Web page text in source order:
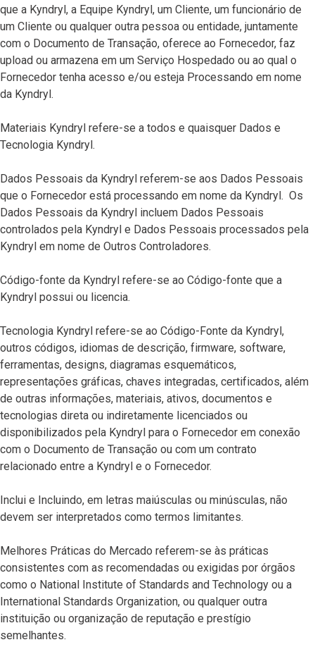
que a Kyndryl, a Equipe Kyndryl, um Cliente, um funcionário de
um Cliente ou qualquer outra pessoa ou entidade, juntamente
com o Documento de Transação, oferece ao Fornecedor, faz
upload ou armazena em um Serviço Hospedado ou ao qual o
Fornecedor tenha acesso e/ou esteja Processando em nome
da Kyndryl.
Materiais Kyndryl refere-se a todos e quaisquer Dados e
Tecnologia Kyndryl.
Dados Pessoais da Kyndryl referem-se aos Dados Pessoais
que o Fornecedor está processando em nome da Kyndryl. Os
Dados Pessoais da Kyndryl incluem Dados Pessoais
controlados pela Kyndryl e Dados Pessoais processados pela
Kyndryl em nome de Outros Controladores.
Código-fonte da Kyndryl refere-se ao Código-fonte que a
Kyndryl possui ou licencia.
Tecnologia Kyndryl refere-se ao Código-Fonte da Kyndryl,
outros códigos, idiomas de descrição, firmware, software,
ferramentas, designs, diagramas esquemáticos,
representações gráficas, chaves integradas, certificados, além
de outras informações, materiais, ativos, documentos e
tecnologias direta ou indiretamente licenciados ou
disponibilizados pela Kyndryl para o Fornecedor em conexão
com o Documento de Transação ou com um contrato
relacionado entre a Kyndryl e o Fornecedor.
Inclui e Incluindo, em letras maiúsculas ou minúsculas, não
devem ser interpretados como termos limitantes.
Melhores Práticas do Mercado referem-se às práticas
consistentes com as recomendadas ou exigidas por órgãos
como o National Institute of Standards and Technology ou a
International Standards Organization, ou qualquer outra
instituição ou organização de reputação e prestígio
semelhantes.